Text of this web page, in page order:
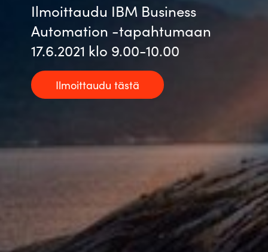
Ilmoittaudu IBM Business
Automation -tapahtumaan
17.6.2021 klo 9.00-10.00
Ilmoittaudu tästä